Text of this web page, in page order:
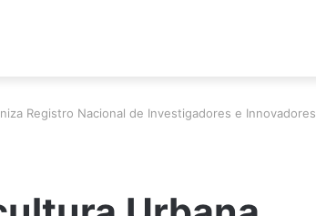
Registro Nacional de Investigadores e Innovadores